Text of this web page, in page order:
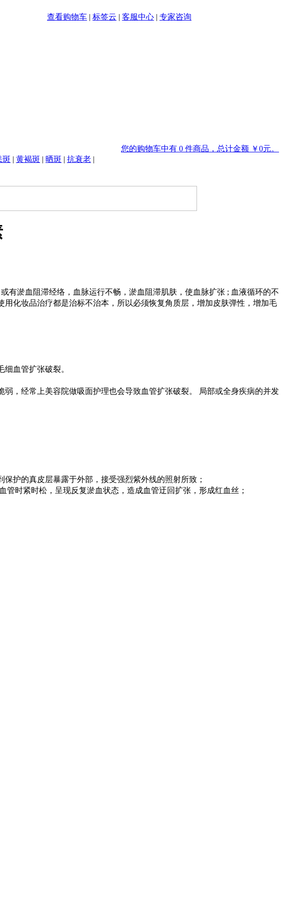
查看购物车 | 标签云 | 客服中心 | 专家咨询
您的购物车中有 0 件商品，总计金额 ￥0元。
斑 | 黄褐斑 | 晒斑 | 抗衰老 |
淤血阻滞经络，血脉运行不畅，淤血阻滞肌肤，使血脉扩张 ; 血液循环的不
化妆品治疗都是治标不治本，所以必须恢复角质层，增加皮肤弹性，增加毛
血管扩张破裂。
经常上美容院做吸面护理也会导致血管扩张破裂。 局部或全身疾病的并发
护的真皮层暴露于外部，接受强烈紫外线的照射所致；
时紧时松，呈现反复淤血状态，造成血管迂回扩张，形成红血丝；